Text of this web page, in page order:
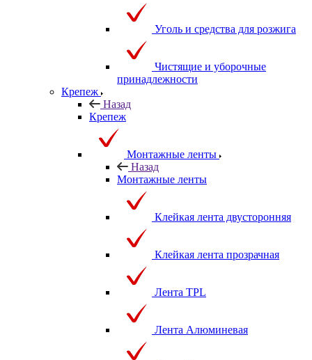
Уголь и средства для розжига
Чистящие и уборочные
принадлежности
Крепеж
Назад
Крепеж
Монтажные ленты
Назад
Монтажные ленты
Клейкая лента двусторонняя
Клейкая лента прозрачная
Лента TPL
Лента Алюминевая